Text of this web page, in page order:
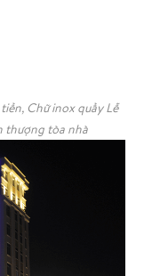
Chữ inox quầy Lễ
thượng tòa nhà